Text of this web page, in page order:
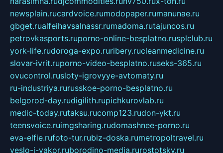
newsplain.rucardvoice.rumodopaper.rumanunae.ru
gbget.rualfeihavsalnassr.rumadoma.rutajuncos.ru
petrovkasports.ruporno-online-besplatno.rusplclub.ru
york-life.rudoroga-expo.ruribery.rucleanmedicine.ru
slovar-ivrit.ruporno-video-besplatno.ruseks-365.ru
ovucontrol.rusloty-igrovyye-avtomaty.ru
ru-industriya.rurusskoe-porno-besplatno.ru
belgorod-day.rudigilith.rupichkurovlab.ru
medic-today.rutaksu.rucomp123.rudon-ykt.ru
teensvoice.ruimgsharing.rudomashnee-porno.ru
eva-elfie.rufoto-tur.rubiz-doska.rumetropoltravel.ru
veslo-i-yakor.ruborodino-media.rurostotsky.ru